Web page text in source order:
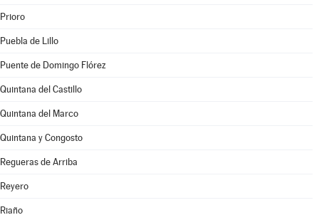
Prioro
Puebla de Lillo
Puente de Domingo Flórez
Quintana del Castillo
Quintana del Marco
Quintana y Congosto
Regueras de Arriba
Reyero
Riaño